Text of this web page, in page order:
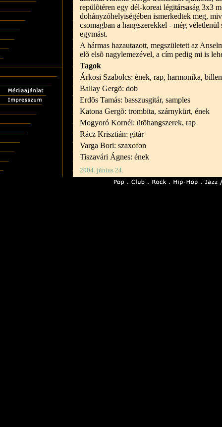
repülõtéren egy dél-koreai légitársaság 3x3
dohányzóhelyiségében ismerkedtek meg,
csomagban a hangszerekkel - még
egymást.
A hármas hazautazott, megszületett az
elõ elsõ nagylemezével, a cím pedig mi is
Tagok
Árkosi Szabolcs: ének, rap, harmonika,
Ballay Gergõ: dob
Erdõs Tamás: basszusgitár, samples
Katona Gergõ: trombita, szárnykürt, ének
Mogyoró Kornél: ütõhangszerek, rap
Rácz Krisztián: gitár
Varga Bori: szaxofon
Tiszavári Ágnes: ének
2004. június 24.